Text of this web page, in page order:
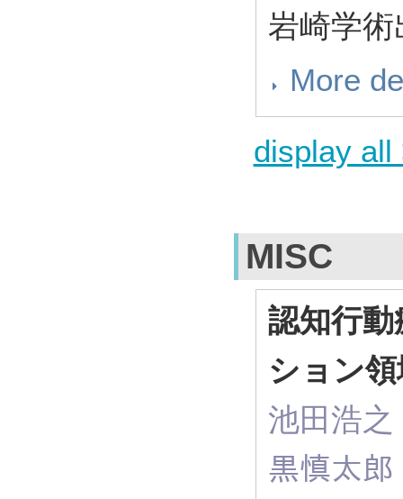
岩崎学
More
display all
MISC
認知行
ション
池田浩
黒慎太郎